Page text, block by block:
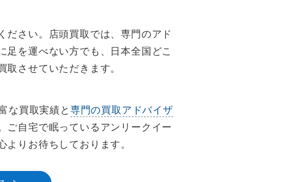
ださい。店頭買取では、専門のアド
を運べない方でも、日本全国どこ
させていただきます。
な買取実績と専門の買取アドバイザ
ご自宅で眠っているアンリークイー
りお待ちしております。